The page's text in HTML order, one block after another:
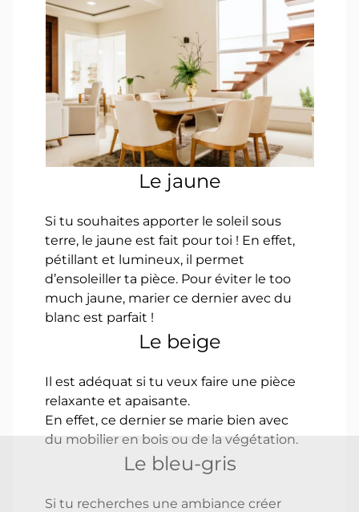
Le jaune
Si tu souhaites apporter le soleil sous
terre, le jaune est fait pour toi ! En effet,
pétillant et lumineux, il permet
d’ensoleiller ta pièce. Pour éviter le too
much jaune, marier ce dernier avec du
blanc est parfait !
Le beige
Il est adéquat si tu veux faire une pièce
relaxante et apaisante.
En effet, ce dernier se marie bien avec
du mobilier en bois ou de la végétation.
Le bleu-gris
Si tu recherches une ambiance créer